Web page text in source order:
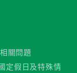
關問題
定假日及特殊情